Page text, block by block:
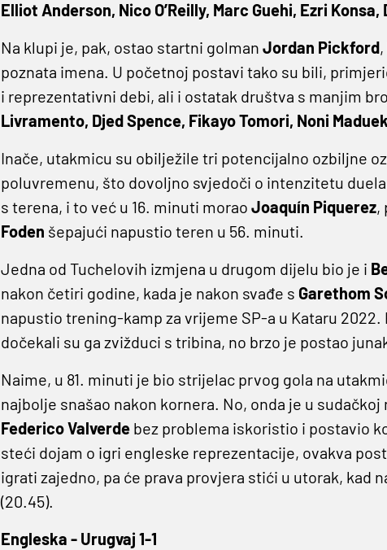
Elliot Anderson, Nico O’Reilly, Marc Guehi, Ezri Konsa,
Na klupi je, pak, ostao startni golman Jordan Pickford,
poznata imena. U početnoj postavi tako su bili,
i reprezentativni debi, ali i ostatak društva s manjim
Livramento, Djed Spence, Fikayo Tomori, Noni
Inače, utakmicu su obilježile tri potencijalno ozbiljne
poluvremenu, što dovoljno svjedoči o intenzitetu
s terena, i to već u 16. minuti morao Joaquín Piquerez,
Foden šepajući napustio teren u 56. minuti.
Jedna od Tuchelovih izmjena u drugom dijelu bio je i
nakon četiri godine, kada je nakon svađe s Garethom
napustio trening-kamp za vrijeme SP-a u Kataru
dočekali su ga zvižduci s tribina, no brzo je postao
Naime, u 81. minuti je bio strijelac prvog gola na
najbolje snašao nakon kornera. No, onda je u
Federico Valverde bez problema iskoristio i postavio
steći dojam o igri engleske reprezentacije, ovakva
igrati zajedno, pa će prava provjera stići u utorak, kad
(20.45).
Engleska - Urugvaj 1-1